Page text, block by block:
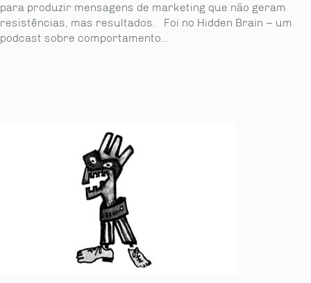
para produzir mensagens de marketing que não geram
resistências, mas resultados. Foi no Hidden Brain – um
podcast sobre comportamento...